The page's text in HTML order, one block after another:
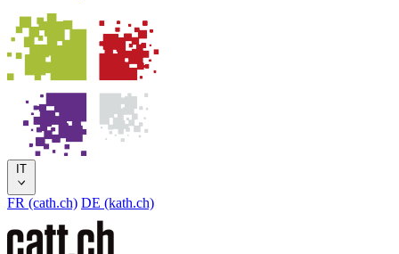
IT
FR (cath.ch) DE (kath.ch)